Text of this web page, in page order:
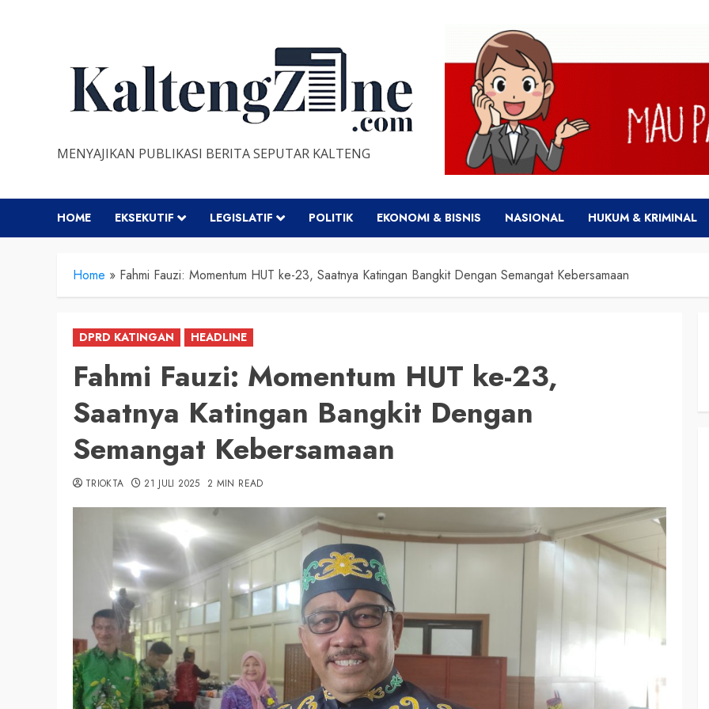
MENYAJIKAN PUBLIKASI BERITA SEPUTAR KALTENG
HOME EKSEKUTIF LEGISLATIF POLITIK EKONOMI & BISNIS NASIONAL HUKUM & KRIMINAL
Home » Fahmi Fauzi: Momentum HUT ke-23, Saatnya Katingan Bangkit Dengan Semangat Kebersamaan
DPRD KATINGAN HEADLINE
Fahmi Fauzi: Momentum HUT ke-23,
Saatnya Katingan Bangkit Dengan
Semangat Kebersamaan
TRIOKTA 21 JULI 2025 2 MIN READ